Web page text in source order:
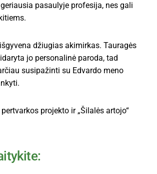
pasaulyje profesija, nes gali
džiugias akimirkas. Tauragės
jo personalinė paroda, tad
susipažinti su Edvardo meno
projekto ir „Šilalės artojo“